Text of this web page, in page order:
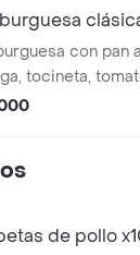
y gaseosa de
con pan
tocineta,
ripio. Incluye
de pollo